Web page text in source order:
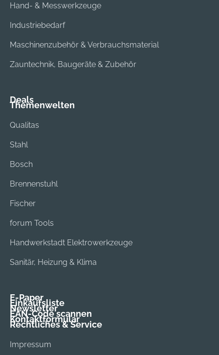
Hand- & Messwerkzeuge
Industriebedarf
Maschinenzubehör & Verbrauchsmaterial
Zauntechnik, Baugeräte & Zubehör
Deals
Themenwelten
Qualitas
Stahl
Bosch
Brennenstuhl
Fischer
forum Tools
Handwerkstadt Elektrowerkzeuge
Sanitär, Heizung & Klima
E-Paper
Einkaufsliste
Newsletter
EAN-Code scannen
Kontaktformular
Rechtliches & Service
Impressum